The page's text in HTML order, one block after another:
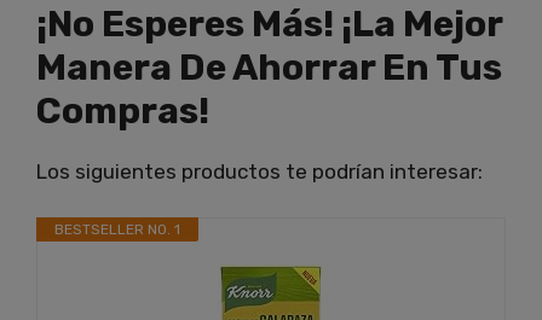
¡No Esperes Más! ¡La Mejor
Manera De Ahorrar En Tus
Compras!
Los siguientes productos te podrían interesar:
BESTSELLER NO. 1